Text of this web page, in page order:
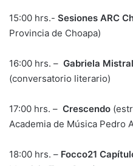
15:00 hrs.- Sesiones ARC
Provincia de Choapa)
16:00 hrs. – Gabriela
(conversatorio literario)
17:00 hrs. – Crescendo
Academia de Música Pedro
18:00 hrs. – Focco21